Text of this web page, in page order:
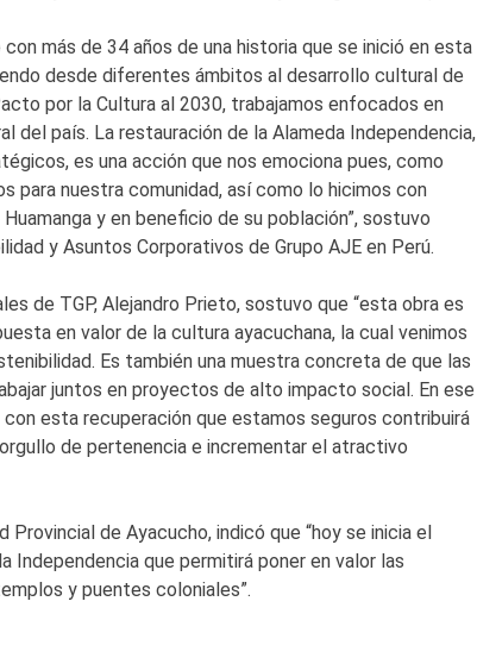
más de 34 años de una historia que se inició en esta
desde diferentes ámbitos al desarrollo cultural de
por la Cultura al 2030, trabajamos enfocados en
del país. La restauración de la Alameda Independencia,
es una acción que nos emociona pues, como
para nuestra comunidad, así como lo hicimos con
y en beneficio de su población”, sostuvo
y Asuntos Corporativos de Grupo AJE en Perú.
de TGP, Alejandro Prieto, sostuvo que “esta obra es
en valor de la cultura ayacuchana, la cual venimos
Es también una muestra concreta de que las
juntos en proyectos de alto impacto social. En ese
esta recuperación que estamos seguros contribuirá
de pertenencia e incrementar el atractivo
de Ayacucho, indicó que “hoy se inicia el
que permitirá poner en valor las
y puentes coloniales”.